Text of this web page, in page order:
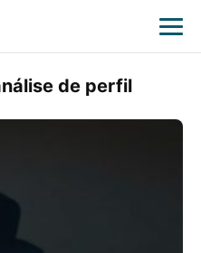
de perfil